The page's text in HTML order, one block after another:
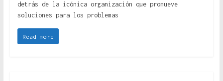
detrás de la icónica organización que promueve
soluciones para los problemas
Read more